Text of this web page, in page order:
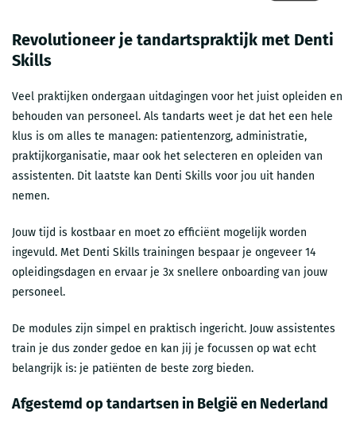
Revolutioneer je tandartspraktijk met Denti
Skills
Veel praktijken ondergaan uitdagingen voor het juist opleiden en
behouden van personeel. Als tandarts weet je dat het een hele
klus is om alles te managen: patientenzorg, administratie,
praktijkorganisatie, maar ook het selecteren en opleiden van
assistenten. Dit laatste kan Denti Skills voor jou uit handen
nemen.
Jouw tijd is kostbaar en moet zo efficiënt mogelijk worden
ingevuld. Met Denti Skills trainingen bespaar je ongeveer 14
opleidingsdagen en ervaar je 3x snellere onboarding van jouw
personeel.
De modules zijn simpel en praktisch ingericht. Jouw assistentes
train je dus zonder gedoe en kan jij je focussen op wat echt
belangrijk is: je patiënten de beste zorg bieden.
Afgestemd op tandartsen in België en Nederland